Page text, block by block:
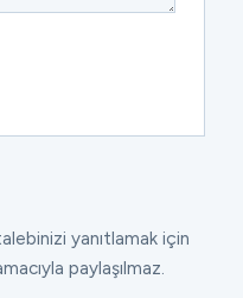
yanıtlamak için
paylaşılmaz.